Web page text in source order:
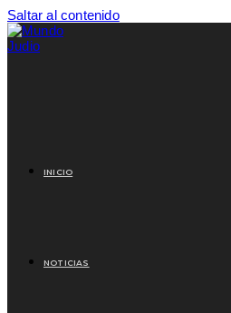
Saltar al contenido
INICIO
NOTICIAS